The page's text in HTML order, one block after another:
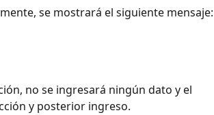
se mostrará el siguiente mensaje:
no se ingresará ningún dato y el
y posterior ingreso.